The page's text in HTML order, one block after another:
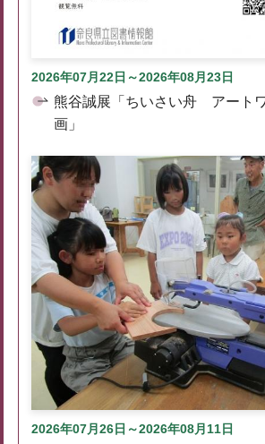
2026年07月22日～2026年08月23日
熊谷誠展「ちいさい舟 アート
画」
2026年07月26日～2026年08月11日